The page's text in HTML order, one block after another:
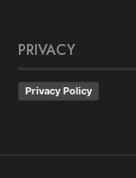
PRIVACY
Privacy Policy